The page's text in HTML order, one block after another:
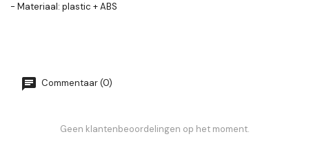
- Materiaal: plastic + ABS
Commentaar (0)
Geen klantenbeoordelingen op het moment.